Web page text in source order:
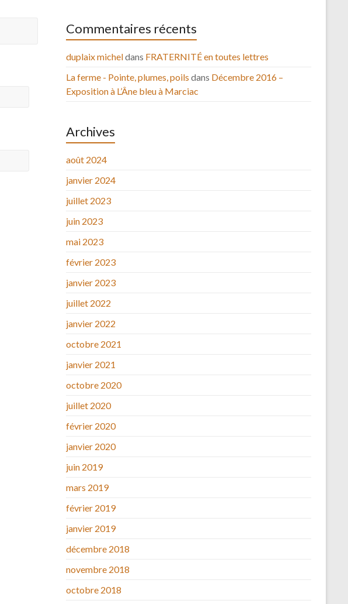
Commentaires récents
duplaix micheldans FRATERNITÉ en toutes lettres
La ferme - Pointe, plumes, poils dans Décembre 2016 –
Exposition à L’Âne bleu à Marciac
Archives
août 2024
janvier 2024
juillet 2023
juin 2023
mai 2023
février 2023
janvier 2023
juillet 2022
janvier 2022
octobre 2021
janvier 2021
octobre 2020
juillet 2020
février 2020
janvier 2020
juin 2019
mars 2019
février 2019
janvier 2019
décembre 2018
novembre 2018
octobre 2018